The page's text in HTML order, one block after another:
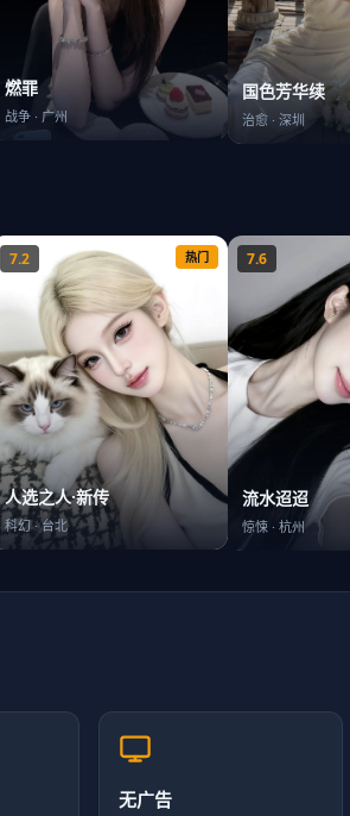
燃罪
战争 · 广州
国色芳华续
治愈 · 深圳
7.2 热门
人选之人·新传
科幻·台北
7.6
流水迢迢
惊悚 · 杭州
无广告